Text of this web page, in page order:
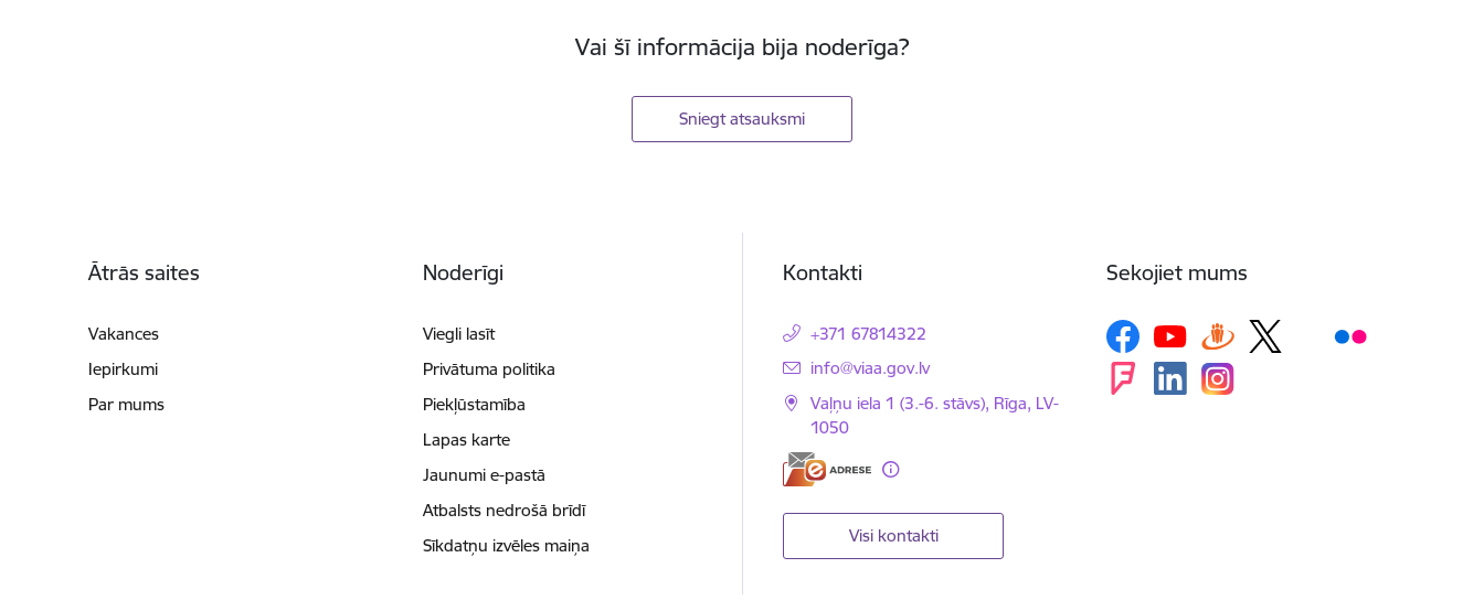
Vai šī informācija bija noderīga?
Sniegt atsauksmi
Ātrās saites
Vakances
Iepirkumi
Par mums
Noderīgi
Viegli lasīt
Privātuma politika
Piekļūstamība
Lapas karte
Jaunumi e-pastā
Atbalsts nedrošā brīdī
Sīkdatņu izvēles maiņa
Kontakti
+371 67814322
E-pasts:
info@viaa.gov.lv
Vaļņu iela 1 (3.-6. stāvs), Rīga, LV-
1050
Visi kontakti
Sekojiet mums